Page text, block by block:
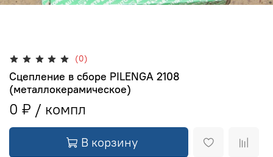
(0)
Сцепление в сборе PILENGA 2108
(металлокерамическое)
0 ₽
В корзину